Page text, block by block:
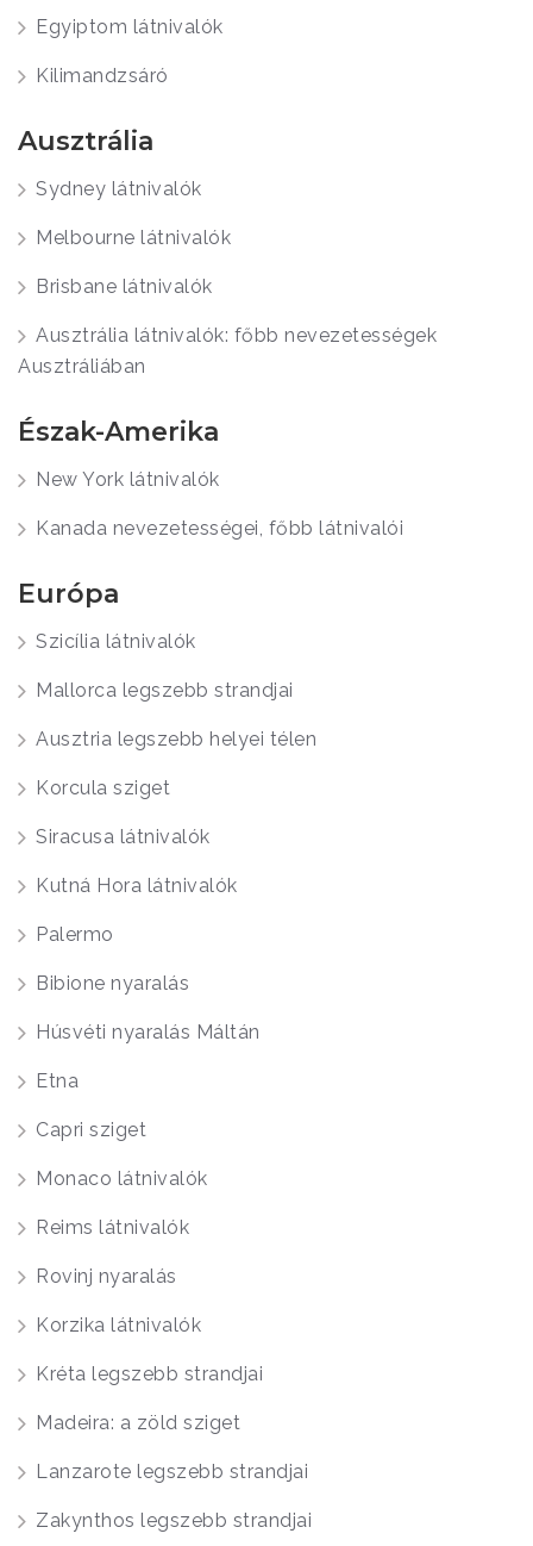
Egyiptom látnivalók
Kilimandzsáró
Ausztrália
Sydney látnivalók
Melbourne látnivalók
Brisbane látnivalók
Ausztrália látnivalók: főbb nevezetességek
Ausztráliában
Észak-Amerika
New York látnivalók
Kanada nevezetességei, főbb látnivalói
Európa
Szicília látnivalók
Mallorca legszebb strandjai
Ausztria legszebb helyei télen
Korcula sziget
Siracusa látnivalók
Kutná Hora látnivalók
Palermo
Bibione nyaralás
Húsvéti nyaralás Máltán
Etna
Capri sziget
Monaco látnivalók
Reims látnivalók
Rovinj nyaralás
Korzika látnivalók
Kréta legszebb strandjai
Madeira: a zöld sziget
Lanzarote legszebb strandjai
Zakynthos legszebb strandjai